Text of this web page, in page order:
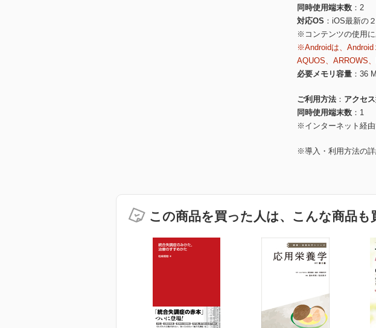
同時使用端末数
2
対応OS
iOS最新の
※コンテンツの使用
※Androidは、Android
AQUOS、ARROWS
必要メモリ容量
36
ご利用方法
アクセ
同時使用端末数
1
※インターネット経
※導入・利用方法の
この商品を買った人は、こんな商品も